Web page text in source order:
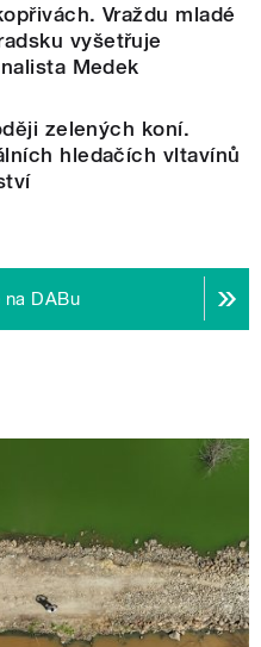
Vraždu mladé
vyšetřuje
Medek
zelených koní.
hledačích vltavínů
DABu